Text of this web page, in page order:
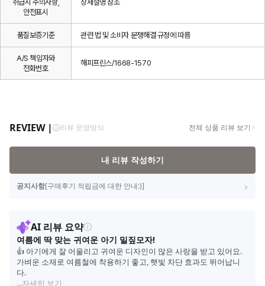
취급시 주의사항,
안전표시
상세설명 참조
품질보증기준 관련 법 및 소비자 분쟁해결 규정에 따름
A/S 책임자와
전화번호
해피프린스/1668-1570